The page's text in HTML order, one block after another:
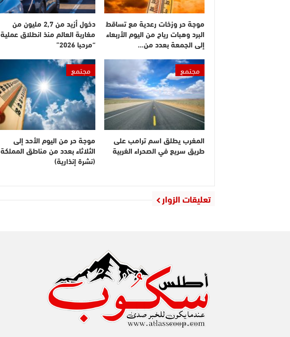
موجة حر وزخات رعدية مع تساقط
البرد وهبات رياح من اليوم الأربعاء
إلى الجمعة بعدد من…
دخول أزيد من 2,7 مليون من
مغاربة العالم منذ انطلاق عملية
“مرحبا 2026”
مجتمع
المغرب يطلق اسم ترامب على
طريق سريع في الصحراء الغربية
مجتمع
موجة حر من اليوم الأحد إلى
الثلاثاء بعدد من مناطق المملكة
(نشرة إنذارية)
تعليقات الزوار